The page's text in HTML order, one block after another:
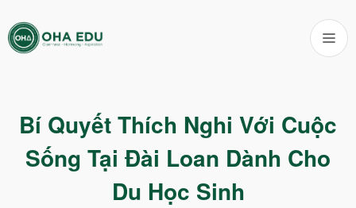
Bí Quyết Thích Nghi Với Cuộc
Sống Tại Đài Loan Dành Cho
Du Học Sinh